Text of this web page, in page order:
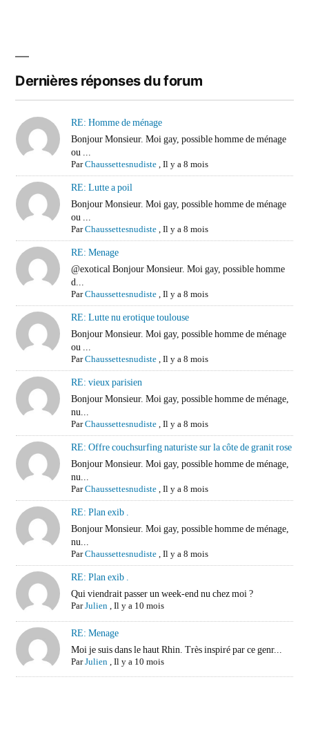
Dernières réponses du forum
RE: Homme de ménage
Bonjour Monsieur. Moi gay, possible homme de ménage
ou ...
ParChaussettesnudiste,Il y a 8 mois
RE: Lutte a poil
Bonjour Monsieur. Moi gay, possible homme de ménage
ou ...
ParChaussettesnudiste,Il y a 8 mois
RE: Menage
@exotical Bonjour Monsieur. Moi gay, possible homme
d...
ParChaussettesnudiste,Il y a 8 mois
RE: Lutte nu erotique toulouse
Bonjour Monsieur. Moi gay, possible homme de ménage
ou ...
ParChaussettesnudiste,Il y a 8 mois
RE: vieux parisien
Bonjour Monsieur. Moi gay, possible homme de ménage,
nu...
ParChaussettesnudiste,Il y a 8 mois
RE: Offre couchsurfing naturiste sur la côte de granit rose
Bonjour Monsieur. Moi gay, possible homme de ménage,
nu...
ParChaussettesnudiste,Il y a 8 mois
RE: Plan exib .
Bonjour Monsieur. Moi gay, possible homme de ménage,
nu...
ParChaussettesnudiste,Il y a 8 mois
RE: Plan exib .
Qui viendrait passer un week-end nu chez moi ?
ParJulien,Il y a 10 mois
RE: Menage
Moi je suis dans le haut Rhin. Très inspiré par ce genr...
ParJulien,Il y a 10 mois